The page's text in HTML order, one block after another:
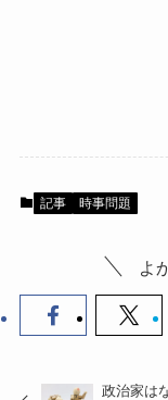
記事 時事問題
よ
政治家は